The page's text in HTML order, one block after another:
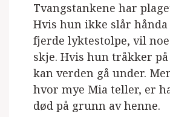
Tvangstankene har
Hvis hun ikke slår
fjerde lyktestolpe, vil
skje. Hvis hun tråkker
kan verden gå under.
hvor mye Mia teller, er
død på grunn av henne.